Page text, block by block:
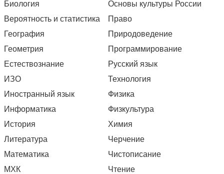
Биология
Вероятность и статистика
География
Геометрия
Естествознание
ИЗО
Иностранный язык
Информатика
История
Литература
Математика
МХК
Основы культуры России
Право
Природоведение
Программирование
Русский язык
Технология
Физика
Физкультура
Химия
Черчение
Чистописание
Чтение